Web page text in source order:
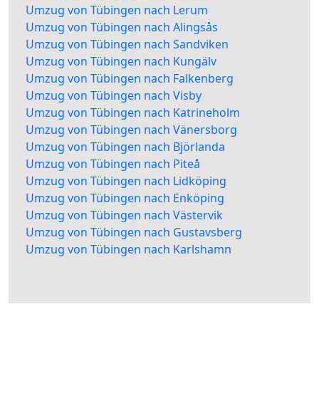
Umzug von Tübingen nach Lerum
Umzug von Tübingen nach Alingsås
Umzug von Tübingen nach Sandviken
Umzug von Tübingen nach Kungälv
Umzug von Tübingen nach Falkenberg
Umzug von Tübingen nach Visby
Umzug von Tübingen nach Katrineholm
Umzug von Tübingen nach Vänersborg
Umzug von Tübingen nach Björlanda
Umzug von Tübingen nach Piteå
Umzug von Tübingen nach Lidköping
Umzug von Tübingen nach Enköping
Umzug von Tübingen nach Västervik
Umzug von Tübingen nach Gustavsberg
Umzug von Tübingen nach Karlshamn